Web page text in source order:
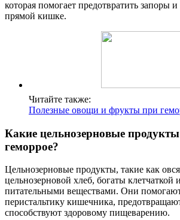
которая помогает предотвратить запоры
прямой кишке.
Читайте также:
Полезные овощи и фрукты при
Какие цельнозерновые
геморрое?
Цельнозерновые продукты, такие как
цельнозерновой хлеб, богаты клетчаткой
питательными веществами. Они
перистальтику кишечника,
способствуют здоровому пищеварению.